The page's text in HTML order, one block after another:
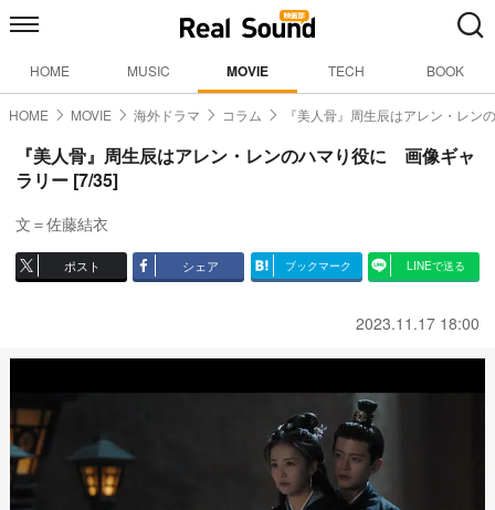
HOME MUSIC MOVIE TECH BOOK
HOME MOVIE 海外ドラマ コラム 『美人骨』周生辰はアレン・レン
『美人骨』周生辰はアレン・レンのハマり役に 画像ギャ
ラリー [7/35]
文＝佐藤結衣
ポスト シェア ブックマーク LINEで送る
2023.11.17 18:00